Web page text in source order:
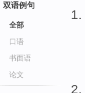
双语例句
全部
口语
书面语
论文